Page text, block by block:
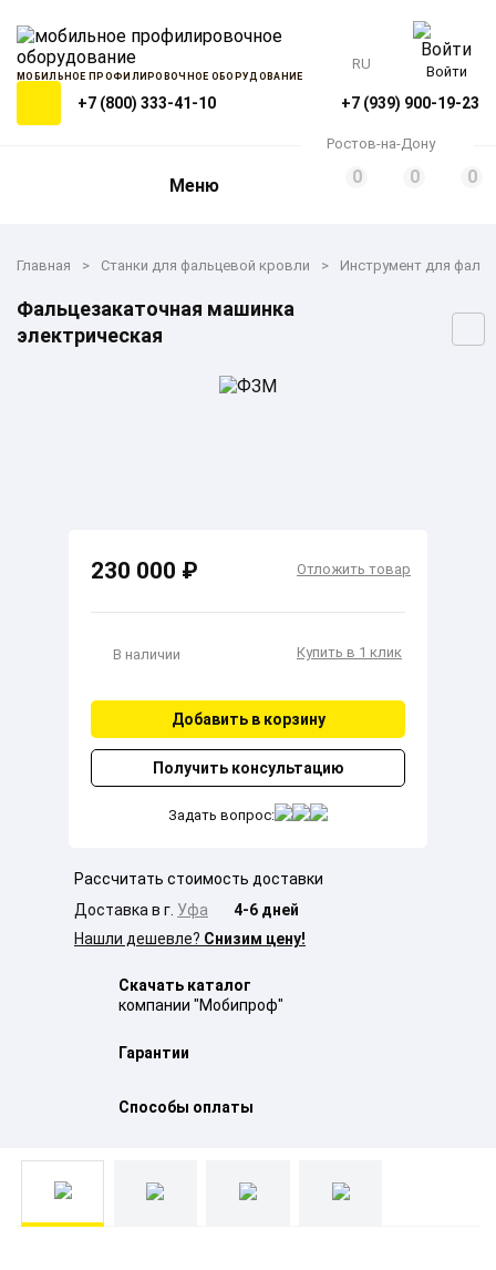
МОБИЛЬНОЕ ПРОФИЛИРОВОЧНОЕ ОБОРУДОВАНИЕ
+7 (800) 333-41-10 +7 (939) 900-19-23
RU Войти
Ростов-на-Дону
Меню 0 0 0
Главная Станки для фальцевой кровли Инструмент для
Фальцезакаточная машинка
электрическая
230 000 ₽ Отложить товар
В наличии Купить в 1 клик
Добавить в корзину
Получить консультацию
Задать вопрос:
Рассчитать стоимость доставки
Доставка в г. Уфа
4-6 дней
Нашли дешевле? Снизим цену!
Скачать каталог
компании "Мобипроф"
Гарантии
Способы оплаты